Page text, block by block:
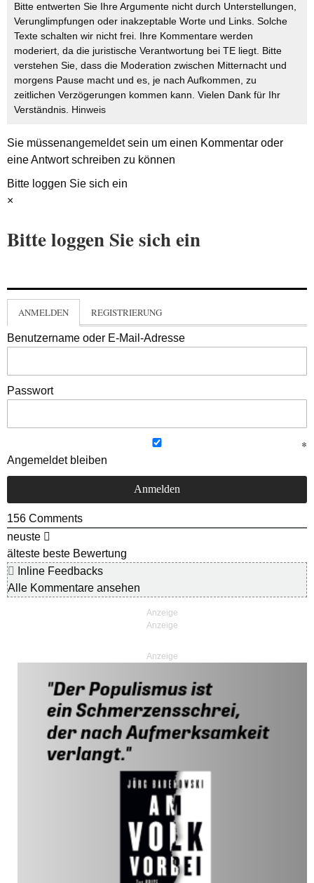
Bitte entwerten Sie Ihre Argumente nicht durch Unterstellungen,
Verunglimpfungen oder inakzeptable Worte und Links. Solche
Texte schalten wir nicht frei. Ihre Kommentare werden
moderiert, da die juristische Verantwortung bei TE liegt. Bitte
verstehen Sie, dass die Moderation zwischen Mitternacht und
morgens Pause macht und es, je nach Aufkommen, zu
zeitlichen Verzögerungen kommen kann. Vielen Dank für Ihr
Verständnis. Hinweis
Sie müssenangemeldetsein um einen Kommentar oder
eine Antwort schreiben zu können
Bitte loggen Sie sich ein
×
Bitte loggen Sie sich ein
ANMELDEN REGISTRIERUNG
Benutzername oder E-Mail-Adresse
Passwort
Angemeldet bleiben
156 Comments
neuste
älteste beste Bewertung
Inline Feedbacks
Alle Kommentare ansehen
Anzeige